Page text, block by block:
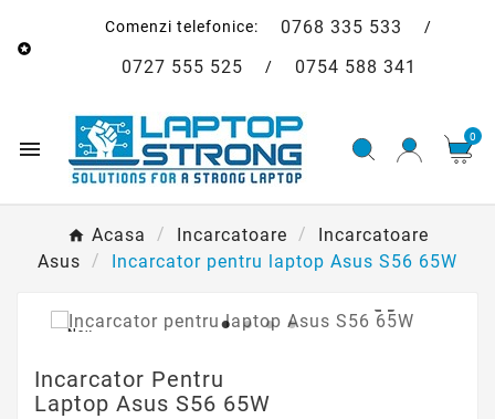

Comenzi telefonice: 0768 335 533
0727 555 525 / 0754 588 341
 0
Acasa Incarcatoare
Incarcatoare
Asus
Incarcator pentru laptop Asus S56 65W
Nou
Incarcator Pentru
Laptop Asus S56 65W